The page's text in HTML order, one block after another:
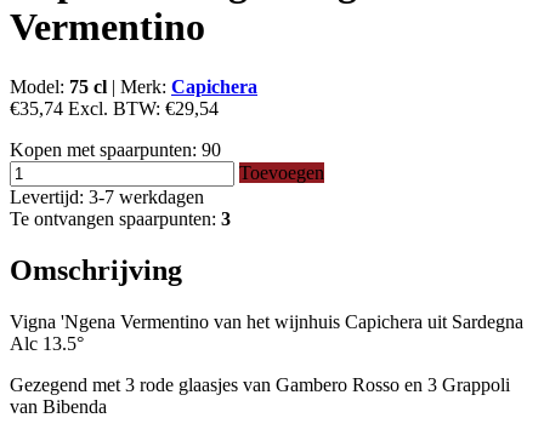
Vermentino
Model: 75 cl | Merk: Capichera
€35,74 Excl. BTW: €29,54
Kopen met spaarpunten: 90
Toevoegen
Levertijd: 3-7 werkdagen
Te ontvangen spaarpunten: 3
Omschrijving
Vigna 'Ngena Vermentino van het wijnhuis Capichera uit Sardegna
Alc 13.5°
Gezegend met 3 rode glaasjes van Gambero Rosso en 3 Grappoli
van Bibenda